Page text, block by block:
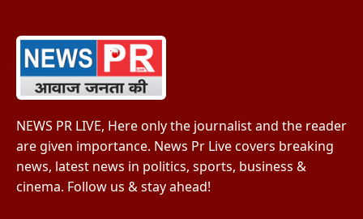
NEWS PR LIVE, Here only the journalist and the reader
are given importance. News Pr Live covers breaking
news, latest news in politics, sports, business &
cinema. Follow us & stay ahead!